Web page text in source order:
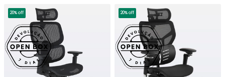
20% off 20% off